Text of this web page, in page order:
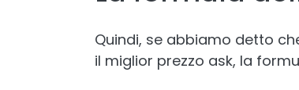
Quindi, se abbiamo detto
il miglior prezzo ask, la